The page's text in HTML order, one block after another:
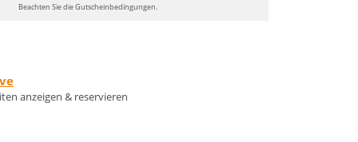
Beachten Sie die Gutscheinbedingungen.
anzeigen & reservieren